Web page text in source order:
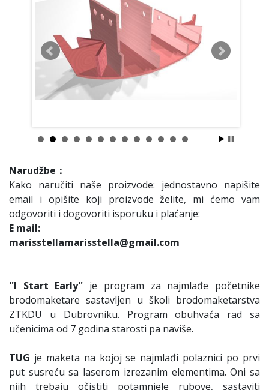
Narudžbe：
Kako naručiti naše proizvode: jednostavno napišite
email i opišite koji proizvode želite, mi ćemo vam
odgovoriti i dogovoriti isporuku i plaćanje:
E mail:
marisstellamarisstella@gmail.com
''I Start Early'' je program za najmlađe početnike
brodomaketare sastavljen u školi brodomaketarstva
ZTKDU u Dubrovniku. Program obuhvaća rad sa
učenicima od 7 godina starosti pa naviše.
TUG je maketa na kojoj se najmlađi polaznici po prvi
put susreću sa laserom izrezanim elementima. Oni sa
njih trebaju očistiti potamnjele rubove, sastaviti